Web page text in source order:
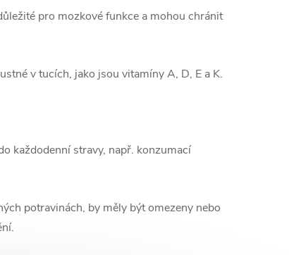
pro mozkové funkce a mohou chránit
v tucích, jako jsou vitamíny A, D, E a K.
každodenní stravy, např. konzumací
potravinách, by měly být omezeny nebo